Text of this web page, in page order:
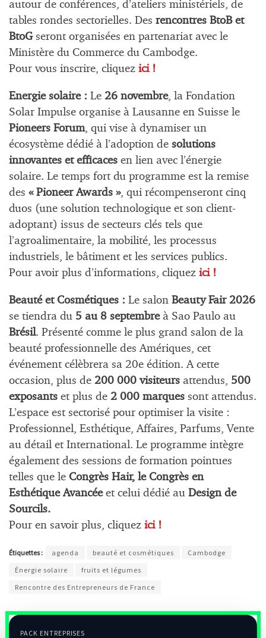
autour de conférences, d’ateliers ministériels, de
tables rondes sectorielles. Des rencontres BtoB et
BtoGseront organisées en partenariat avec le
Ministère du Commerce du Cambodge.
Pour vous inscrire, cliquez ici !
Energie solaire : Le 26 novembre, la Fondation
Solar Impulse organise à Lausanne en Suisse le
Pioneers Forum, qui vise à dynamiser un
écosystème dédié à l’adoption de solutions
innovantes et efficaces en lien avec l’énergie
solaire. Le temps fort du programme est la remise
des « Pioneer Awards », qui récompenseront cinq
duos (une solution technologique et son client-
adoptant) issus de secteurs clés tels que
l’agroalimentaire, la mobilité, les processus
industriels, le bâtiment et les services publics.
Pour avoir plus d’informations, cliquez ici !
Beauté et Cosmétiques : Le salon Beauty Fair 2026
se tiendra du 5 au 8 septembreà Sao Paulo au
Brésil. Présenté comme le plus grand salon de la
beauté professionnelle des Amériques, cet
événement célèbrera sa 20e édition. A cette
occasion, plus de 200 000 visiteurs attendus, 500
exposants et plus de 2 000 marques sont attendus.
L’espace est sectorisé pour optimiser la visite :
Professionnel, Esthétique, Affaires, Parfums, Vente
au détail et International. Le programme intègre
également des sessions de formation pointues
telles que le Congrès Hair, le Congrès en
Esthétique Avancéeet celui dédié au Design de
Sourcils.
Pour en savoir plus, cliquez ici !
Étiquettes : agenda beauté et cosmétiques
Cambodge
Énergie solaire
fruits et légumes
Rencontre des Entrepreneurs de France
PACK ENTREPRISES